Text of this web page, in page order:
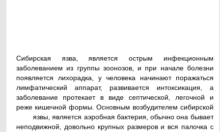
Сибирская язва, является острым инфекционным
заболеванием из группы зоонозов, и при начале болезни
появляется лихорадка, у человека начинают поражаться
лимфатический аппарат, развивается интоксикация, а
заболевание протекает в виде септической, легочной и
реже кишечной формы. Основным возбудителем сибирской
язвы, является аэробная бактерия, обычно она бывает
неподвижной, довольно крупных размеров и вся палочка с